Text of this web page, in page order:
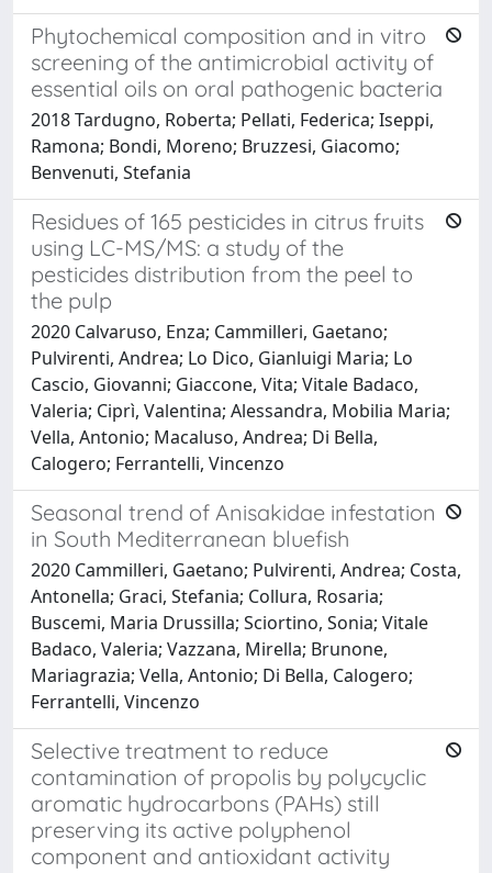
Phytochemical composition and in vitro
screening of the antimicrobial activity of
essential oils on oral pathogenic bacteria
2018 Tardugno, Roberta; Pellati, Federica; Iseppi,
Ramona; Bondi, Moreno; Bruzzesi, Giacomo;
Benvenuti, Stefania
Residues of 165 pesticides in citrus fruits
using LC-MS/MS: a study of the
pesticides distribution from the peel to
the pulp
2020 Calvaruso, Enza; Cammilleri, Gaetano;
Pulvirenti, Andrea; Lo Dico, Gianluigi Maria; Lo
Cascio, Giovanni; Giaccone, Vita; Vitale Badaco,
Valeria; Ciprì, Valentina; Alessandra, Mobilia Maria;
Vella, Antonio; Macaluso, Andrea; Di Bella,
Calogero; Ferrantelli, Vincenzo
Seasonal trend of Anisakidae infestation
in South Mediterranean bluefish
2020 Cammilleri, Gaetano; Pulvirenti, Andrea; Costa,
Antonella; Graci, Stefania; Collura, Rosaria;
Buscemi, Maria Drussilla; Sciortino, Sonia; Vitale
Badaco, Valeria; Vazzana, Mirella; Brunone,
Mariagrazia; Vella, Antonio; Di Bella, Calogero;
Ferrantelli, Vincenzo
Selective treatment to reduce
contamination of propolis by polycyclic
aromatic hydrocarbons (PAHs) still
preserving its active polyphenol
component and antioxidant activity